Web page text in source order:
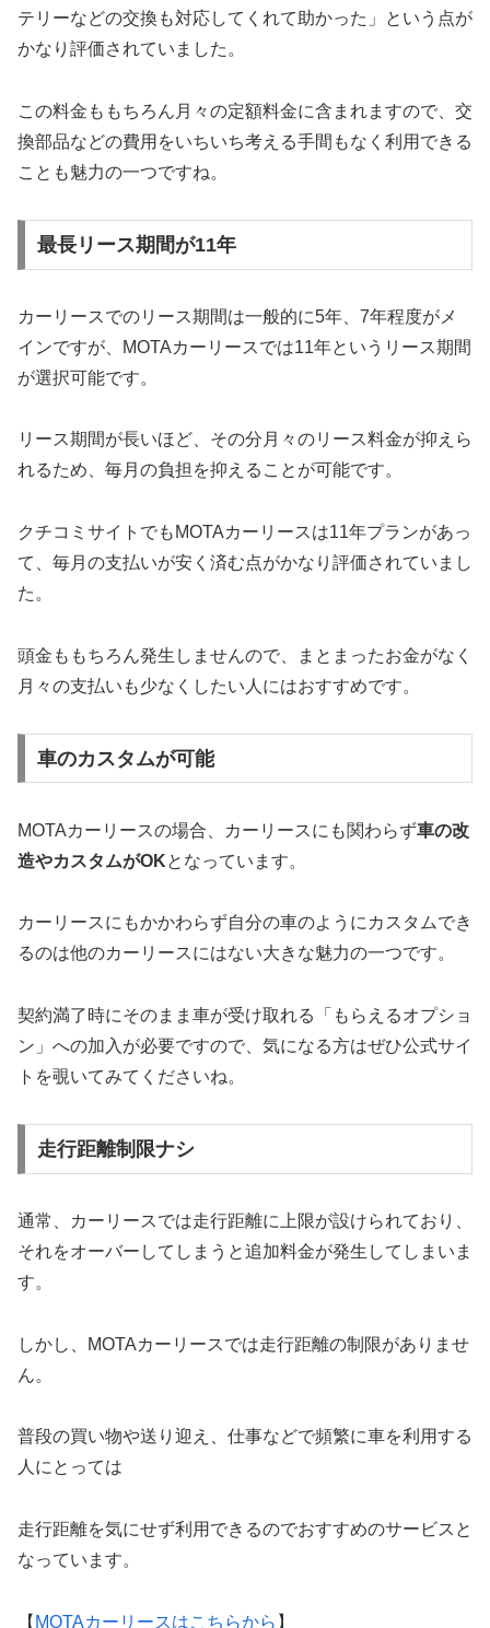
テリーなどの交換も対応してくれて助かった」という点が
かなり評価されていました。
この料金ももちろん月々の定額料金に含まれますので、交
換部品などの費用をいちいち考える手間もなく利用できる
ことも魅力の一つですね。
最長リース期間が11年
カーリースでのリース期間は一般的に5年、7年程度がメ
インですが、MOTAカーリースでは11年というリース期間
が選択可能です。
リース期間が長いほど、その分月々のリース料金が抑えら
れるため、毎月の負担を抑えることが可能です。
クチコミサイトでもMOTAカーリースは11年プランがあっ
て、毎月の支払いが安く済む点がかなり評価されていまし
た。
頭金ももちろん発生しませんので、まとまったお金がなく
月々の支払いも少なくしたい人にはおすすめです。
車のカスタムが可能
MOTAカーリースの場合、カーリースにも関わらず車の改
造やカスタムがOKとなっています。
カーリースにもかかわらず自分の車のようにカスタムでき
るのは他のカーリースにはない大きな魅力の一つです。
契約満了時にそのまま車が受け取れる「もらえるオプショ
ン」への加入が必要ですので、気になる方はぜひ公式サイ
トを覗いてみてくださいね。
走行距離制限ナシ
通常、カーリースでは走行距離に上限が設けられており、
それをオーバーしてしまうと追加料金が発生してしまいま
す。
しかし、MOTAカーリースでは走行距離の制限がありませ
ん。
普段の買い物や送り迎え、仕事などで頻繁に車を利用する
人にとっては
走行距離を気にせず利用できるのでおすすめのサービスと
なっています。
【 MOTAカーリースはこちらから 】